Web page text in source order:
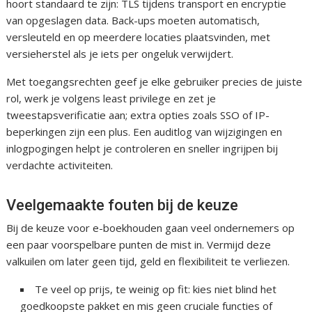
hoort standaard te zijn: TLS tijdens transport en encryptie
van opgeslagen data. Back-ups moeten automatisch,
versleuteld en op meerdere locaties plaatsvinden, met
versieherstel als je iets per ongeluk verwijdert.
Met toegangsrechten geef je elke gebruiker precies de juiste
rol, werk je volgens least privilege en zet je
tweestapsverificatie aan; extra opties zoals SSO of IP-
beperkingen zijn een plus. Een auditlog van wijzigingen en
inlogpogingen helpt je controleren en sneller ingrijpen bij
verdachte activiteiten.
Veelgemaakte fouten bij de keuze
Bij de keuze voor e-boekhouden gaan veel ondernemers op
een paar voorspelbare punten de mist in. Vermijd deze
valkuilen om later geen tijd, geld en flexibiliteit te verliezen.
Te veel op prijs, te weinig op fit: kies niet blind het
goedkoopste pakket en mis geen cruciale functies of